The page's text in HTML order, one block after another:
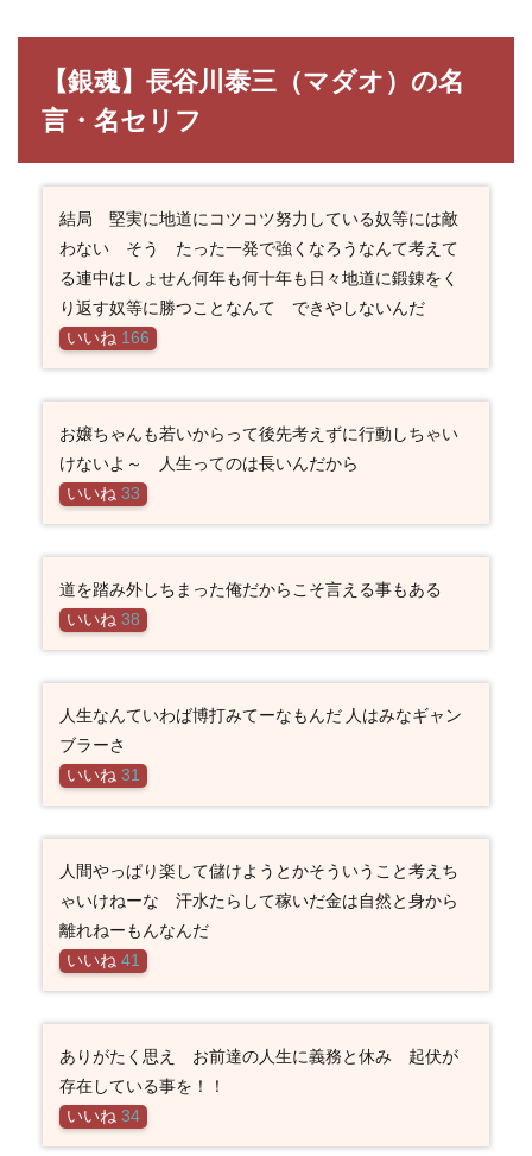
【銀魂】長谷川泰三（マダオ）の名
言・名セリフ
結局 堅実に地道にコツコツ努力している奴等には敵
わない そう たった一発で強くなろうなんて考えて
る連中はしょせん何年も何十年も日々地道に鍛錬をく
り返す奴等に勝つことなんて できやしないんだ
いいね 166
お嬢ちゃんも若いからって後先考えずに行動しちゃい
けないよ～ 人生ってのは長いんだから
いいね 33
道を踏み外しちまった俺だからこそ言える事もある
いいね 38
人生なんていわば博打みてーなもんだ 人はみなギャン
ブラーさ
いいね 31
人間やっぱり楽して儲けようとかそういうこと考えち
ゃいけねーな 汗水たらして稼いだ金は自然と身から
離れねーもんなんだ
いいね 41
ありがたく思え お前達の人生に義務と休み 起伏が
存在している事を！！
いいね 34